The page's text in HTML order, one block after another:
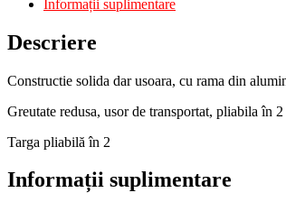
Informații suplimentare
Descriere
Constructie solida dar usoara, cu rama din
Greutate redusa, usor de transportat, pliabila în 2
Targa pliabilă în 2
Informații suplimentare